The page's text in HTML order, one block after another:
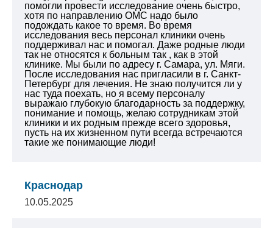
помогли провести исследование очень быстро,
хотя по направлению ОМС надо было
подождать какое то время. Во время
исследования весь персонал клиники очень
поддерживал нас и помогал. Даже родные люди
так не относятся к больным так , как в этой
клинике. Мы были по адресу г. Самара, ул. Мяги.
После исследования нас пригласили в г. Санкт-
Петербург для лечения. Не знаю получится ли у
нас туда поехать, но я всему персоналу
выражаю глубокую благодарность за поддержку,
понимание и помощь, желаю сотрудникам этой
клиники и их родным прежде всего здоровья,
пусть на их жизненном пути всегда встречаются
такие же понимающие люди!
Краснодар
10.05.2025